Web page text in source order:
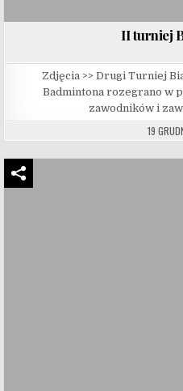
II turniej
Zdjęcia >> Drugi Turniej
Badmintona rozegrano w
zawodników i
19